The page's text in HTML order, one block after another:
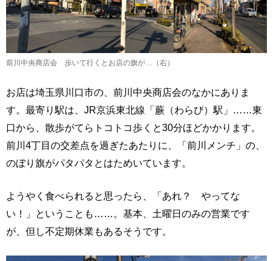
前川中央商店会 歩いて行くとお店の旗が…（右）
お店は埼玉県川口市の、前川中央商店会のなかにありま
す。最寄り駅は、JR京浜東北線「蕨（わらび）駅」……東
口から、散歩がてらトコトコ歩くと30分ほどかかります。
前川4丁目の交差点を過ぎたあたりに、「前川メンチ」の、
のぼり旗がパタパタとはためいています。
ようやく食べられると思ったら、「あれ？ やってな
い！」ということも……。基本、土曜日のみの営業です
が、但し不定期休業もあるそうです。